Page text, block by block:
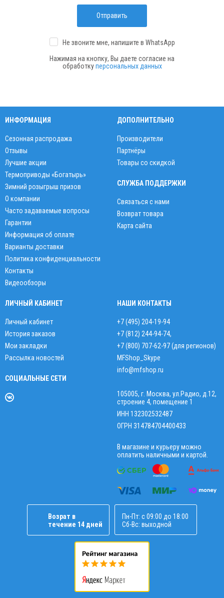
Отправить
Не звоните мне, напишите в WhatsApp
Нажимая на кнопку, Вы даете согласие на
обработкуперсональных данных
ИНФОРМАЦИЯ
Сезонная распродажа
Отзывы
Лучшие акции
Термоприводы «Богатырь»
Зимний розыгрыш призов
О компании
Часто задаваемые вопросы
Гарантии
Информация об оплате
Варианты доставки
Политика конфиденциальности
Контакты
Видеообзоры
ДОПОЛНИТЕЛЬНО
Производители
Партнёры
Товары со скидкой
СЛУЖБА ПОДДЕРЖКИ
Связаться с нами
Возврат товара
Карта сайта
ЛИЧНЫЙ КАБИНЕТ
Личный кабинет
История заказов
Мои закладки
Рассылка новостей
СОЦИАЛЬНЫЕ СЕТИ
НАШИ КОНТАКТЫ
+7 (495) 204-19-94
+7 (812) 244-94-74,
+7 (800) 707-62-97 (для регионов)
MFShop_Skype
info@mfshop.ru
105005, г. Москва, ул.Радио, д.12,
строение 4, помещение 1
ИНН 132302532487
ОГРН 314784704400433
В магазине и курьеру можно
оплатить наличными и картой.
Возрат в
течение 14 дней
Пн-Пт: с 09:00 до 18:00
Сб-Вс: выходной